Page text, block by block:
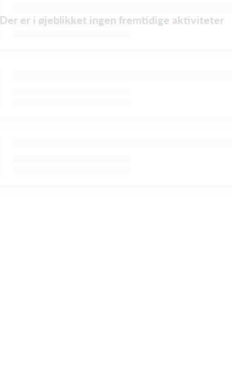
Der er i øjeblikket ingen fremtidige aktiviteter